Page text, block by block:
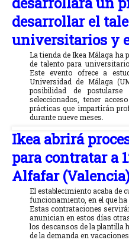
desarrollar el
universitarios y
La tienda de Ikea Málaga ha
de talento para
Este evento ofrece a
Universidad de Málaga
posibilidad de
seleccionados, tener
prácticas que impartirán
durante nueve meses.
Ikea abrirá
para contratar a
Alfafar
El establecimiento acaba de
funcionamiento, en el que
Estas contrataciones
anunician en estos días
los descansos de la plantilla
de la demanda en vacaciones.